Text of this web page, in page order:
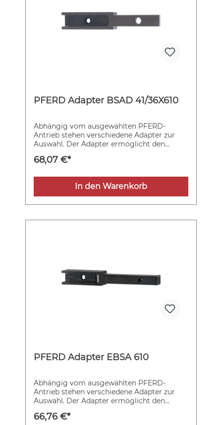
PFERD Adapter BSAD 41/36X610
Abhängig vom ausgewählten PFERD-
Antrieb stehen verschiedene Adapter zur
Auswahl. Der Adapter ermöglicht den
von 610 mm und einer Bandbreite von 3–20
Bandschleifvorsatzarme 41 oder 36.
68,07 €*
In den Warenkorb
PFERD Adapter EBSA 610
Abhängig vom ausgewählten PFERD-
Antrieb stehen verschiedene Adapter zur
Auswahl. Der Adapter ermöglicht den
von 610 mm und einer Bandbreite von 3–20
66,76 €*